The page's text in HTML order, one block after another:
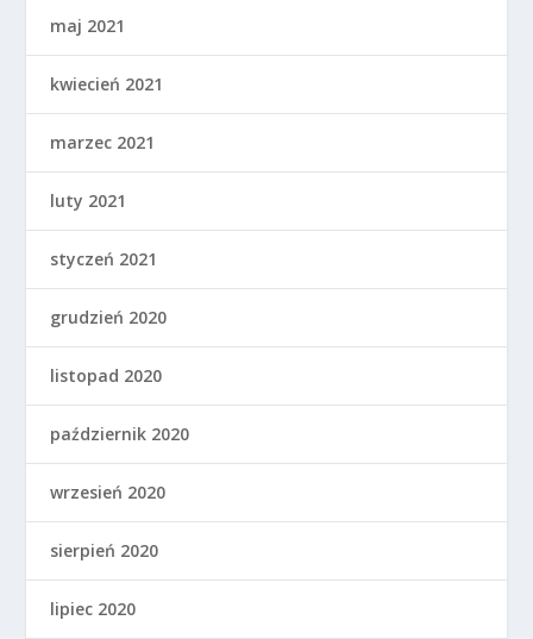
maj 2021
kwiecień 2021
marzec 2021
luty 2021
styczeń 2021
grudzień 2020
listopad 2020
październik 2020
wrzesień 2020
sierpień 2020
lipiec 2020